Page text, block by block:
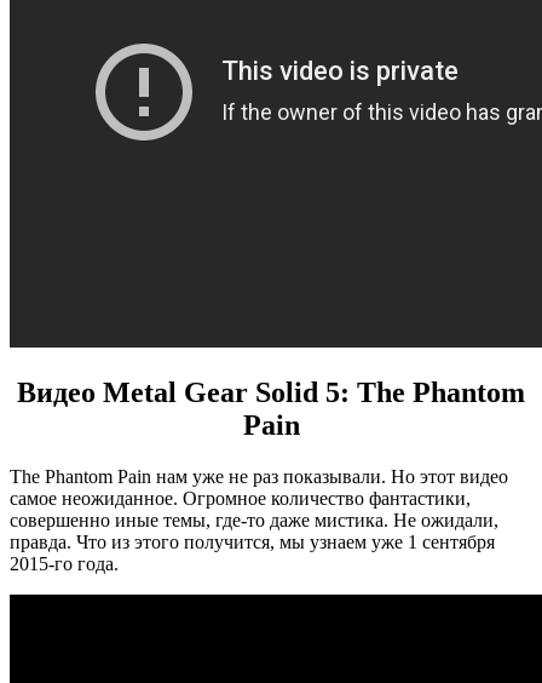
Видео Metal Gear Solid 5: The Phantom
Pain
The Phantom Pain нам уже не раз показывали. Но этот видео
самое неожиданное. Огромное количество фантастики,
совершенно иные темы, где-то даже мистика. Не ожидали,
правда. Что из этого получится, мы узнаем уже 1 сентября
2015-го года.